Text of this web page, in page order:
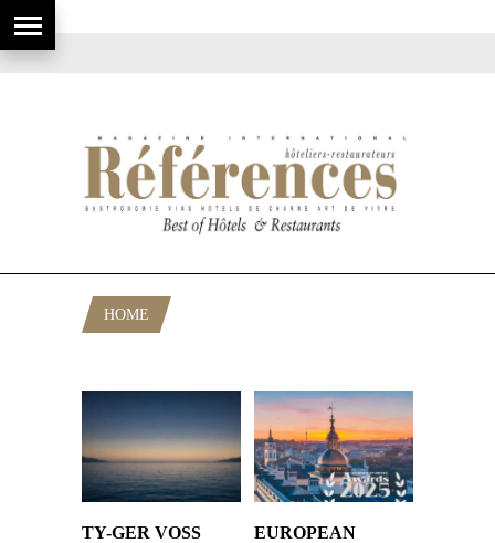
HOME
TY-GER VOSS
EUROPEAN